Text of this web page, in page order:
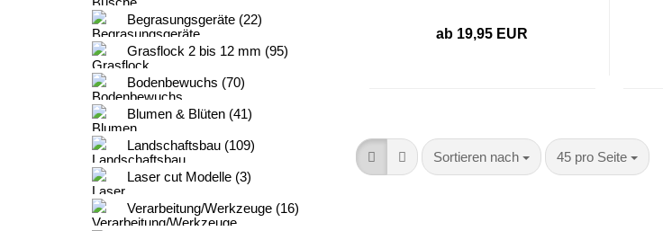
ab 19,95 EUR
Sortieren nach
Sortieren nach 45 pro Seite
pro Seite
Begrasungsgeräte (22)
Grasflock 2 bis 12 mm (95)
Bodenbewuchs (70)
Blumen & Blüten (41)
Landschaftsbau (109)
Laser cut Modelle (3)
Verarbeitung/Werkzeuge (16)